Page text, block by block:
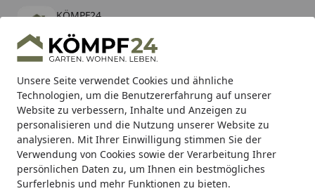
Unsere Seite verwendet Cookies und ähnliche
Technologien, um die Benutzererfahrung auf unserer
Website zu verbessern, Inhalte und Anzeigen zu
personalisieren und die Nutzung unserer Website zu
analysieren. Mit Ihrer Einwilligung stimmen Sie der
Verwendung von Cookies sowie der Verarbeitung Ihrer
persönlichen Daten zu, um Ihnen ein bestmögliches
Surferlebnis und mehr Funktionen zu bieten.
KÖMPF24
kostenlos - Im App Store
Hotline
Alle Produkte
Mein Konto
Suchen
Karibu Pools inkl. gratis Sandfilteranlage & Pool-
Starterset (Gesamtwert bis 468,99€)